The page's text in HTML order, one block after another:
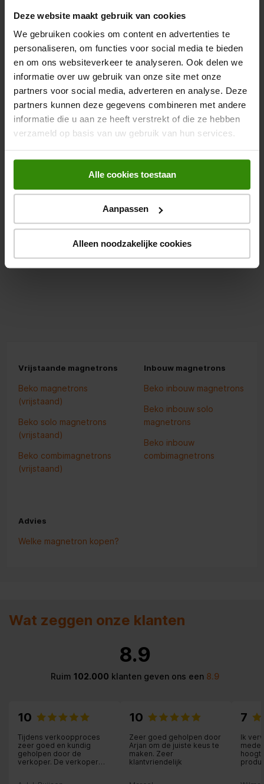
Deze website maakt gebruik van cookies
We gebruiken cookies om content en advertenties te
personaliseren, om functies voor social media te bieden
en om ons websiteverkeer te analyseren. Ook delen we
informatie over uw gebruik van onze site met onze
partners voor social media, adverteren en analyse. Deze
partners kunnen deze gegevens combineren met andere
informatie die u aan ze heeft verstrekt of die ze hebben
verzameld op basis van uw gebruik van hun services.
Alle cookies toestaan
Aanpassen
Alleen noodzakelijke cookies
Inbouw solo magnetron
Beko
Vermogen: 700 W
288,-
Beko BMGB25332BG
Inbouw solo magnetron
4.0 (1)
Vermogen: 900 W
389,-
Vrijstaande magnetrons
Beko magnetrons
(vrijstaand)
Beko solo magnetrons
(vrijstaand)
Beko combimagnetrons
(vrijstaand)
Inbouw magnetrons
Beko inbouw magnetrons
Beko inbouw solo
magnetrons
Beko inbouw
combimagnetrons
Advies
Welke magnetron kopen?
Wat zeggen onze klanten
8.9
Ruim 102.000 klanten geven ons een8.9
10
Tijdens verkoopproces
zeer goed en kundig
geholpen door de
verkoper. De verkoper
10
Zeer goed geholpen door
Arjan om de juiste keus te
maken. Zeer
klantvriendelijk
7
Ik